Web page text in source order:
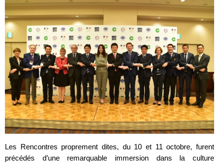
Les Rencontres proprement dites, du 10 et 11 octobre, furent
précédés d’une remarquable immersion dans la culture